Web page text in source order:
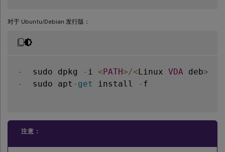
对于 Ubuntu/Debian 发行版：
-
  sudo dpkg
- i < PATH>/< Linux VDA deb>
-
  sudo apt
- get install - f
注意：